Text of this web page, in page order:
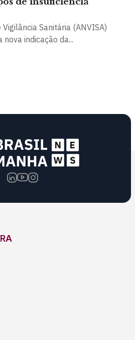
Sanitária (ANVISA)
indicação da...